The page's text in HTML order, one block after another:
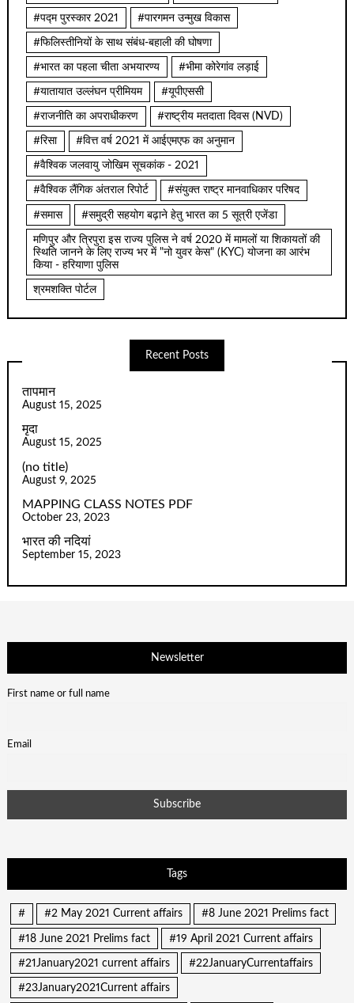
#पद्म पुरस्कार 2021 #पारगमन उन्मुख विकास
#फिलिस्तीनियों के साथ संबंध-बहाली की घोषणा
#भारत का पहला चीता अभयारण्य #भीमा कोरेगांव लड़ाई
#यातायात उल्लंघन प्रीमियम #यूपीएससी
#राजनीति का अपराधीकरण #राष्ट्रीय मतदाता दिवस (NVD)
#रिसा #वित्त वर्ष 2021 में आईएमएफ का अनुमान
#वैश्विक जलवायु जोखिम सूचकांक - 2021
#वैश्विक लैंगिक अंतराल रिपोर्ट #संयुक्त राष्ट्र मानवाधिकार परिषद
#समास #समुद्री सहयोग बढ़ाने हेतु भारत का 5 सूत्री एजेंडा
मणिपुर और त्रिपुरा इस राज्य पुलिस ने वर्ष 2020 में मामलों या शिकायतों की
स्थिति जानने के लिए राज्य भर में "नो युवर केस" (KYC) योजना का आरंभ
किया - हरियाणा पुलिस
श्रमशक्ति पोर्टल
Recent Posts
तापमान
August 15, 2025
मृदा
August 15, 2025
(no title)
August 9, 2025
MAPPING CLASS NOTES PDF
October 23, 2023
भारत की नदियां
September 15, 2023
Newsletter
First name or full name
Email
Tags
# #2 May 2021 Current affairs #8 June 2021 Prelims fact
#18 June 2021 Prelims fact #19 April 2021 Current affairs
#21January2021 current affairs #22JanuaryCurrentaffairs
#23January2021Current affairs